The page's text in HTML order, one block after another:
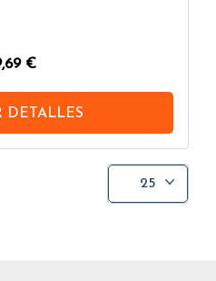
€
DETALLES
25